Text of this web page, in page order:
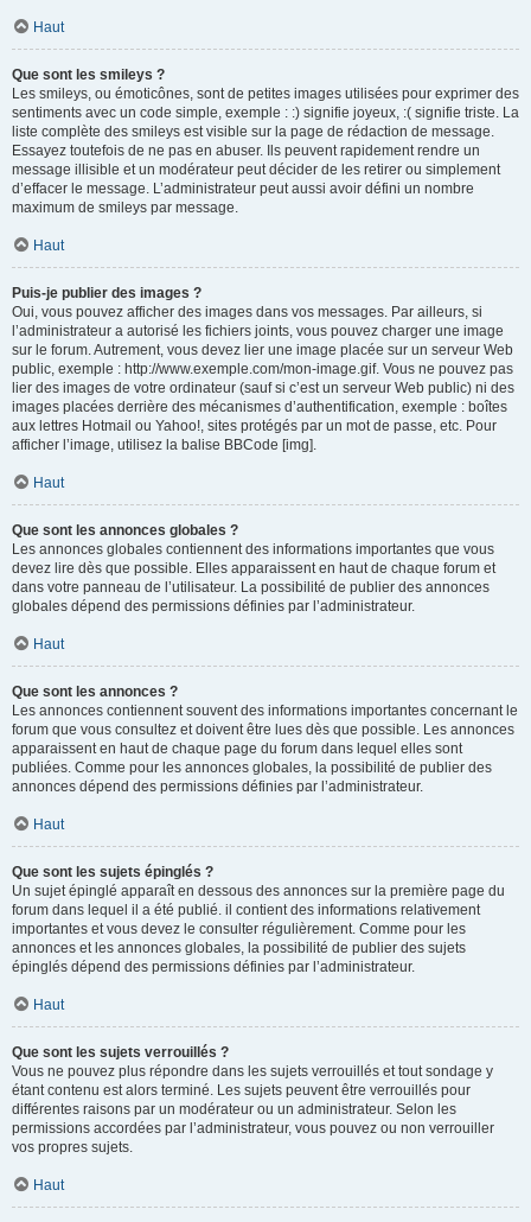
Haut
Que sont les smileys ?
Les smileys, ou émoticônes, sont de petites images utilisées pour exprimer des
sentiments avec un code simple, exemple : :) signifie joyeux, :( signifie triste. La
liste complète des smileys est visible sur la page de rédaction de message.
Essayez toutefois de ne pas en abuser. Ils peuvent rapidement rendre un
message illisible et un modérateur peut décider de les retirer ou simplement
d’effacer le message. L’administrateur peut aussi avoir défini un nombre
maximum de smileys par message.
Haut
Puis-je publier des images ?
Oui, vous pouvez afficher des images dans vos messages. Par ailleurs, si
l’administrateur a autorisé les fichiers joints, vous pouvez charger une image
sur le forum. Autrement, vous devez lier une image placée sur un serveur Web
public, exemple : http://www.exemple.com/mon-image.gif. Vous ne pouvez pas
lier des images de votre ordinateur (sauf si c’est un serveur Web public) ni des
images placées derrière des mécanismes d’authentification, exemple : boîtes
aux lettres Hotmail ou Yahoo!, sites protégés par un mot de passe, etc. Pour
afficher l’image, utilisez la balise BBCode [img].
Haut
Que sont les annonces globales ?
Les annonces globales contiennent des informations importantes que vous
devez lire dès que possible. Elles apparaissent en haut de chaque forum et
dans votre panneau de l’utilisateur. La possibilité de publier des annonces
globales dépend des permissions définies par l’administrateur.
Haut
Que sont les annonces ?
Les annonces contiennent souvent des informations importantes concernant le
forum que vous consultez et doivent être lues dès que possible. Les annonces
apparaissent en haut de chaque page du forum dans lequel elles sont
publiées. Comme pour les annonces globales, la possibilité de publier des
annonces dépend des permissions définies par l’administrateur.
Haut
Que sont les sujets épinglés ?
Un sujet épinglé apparaît en dessous des annonces sur la première page du
forum dans lequel il a été publié. il contient des informations relativement
importantes et vous devez le consulter régulièrement. Comme pour les
annonces et les annonces globales, la possibilité de publier des sujets
épinglés dépend des permissions définies par l’administrateur.
Haut
Que sont les sujets verrouillés ?
Vous ne pouvez plus répondre dans les sujets verrouillés et tout sondage y
étant contenu est alors terminé. Les sujets peuvent être verrouillés pour
différentes raisons par un modérateur ou un administrateur. Selon les
permissions accordées par l’administrateur, vous pouvez ou non verrouiller
vos propres sujets.
Haut